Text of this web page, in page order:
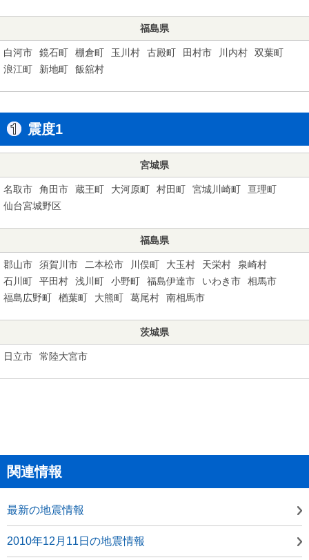
福島県
白河市 鏡石町 棚倉町 玉川村 古殿町 田村市 川内村
双葉町
浪江町
新地町 飯舘村
震度1
宮城県
名取市 角田市 蔵王町 大河原町 村田町 宮城川崎町
亘理町
仙台宮城野区
福島県
郡山市 須賀川市 二本松市 川俣町 大玉村 天栄村
泉崎村
石川町
平田村 浅川町 小野町 福島伊達市 いわき市
相馬市
福島広野町
楢葉町 大熊町 葛尾村 南相馬市
茨城県
日立市 常陸大宮市
関連情報
最新の地震情報
2010年12月11日の地震情報